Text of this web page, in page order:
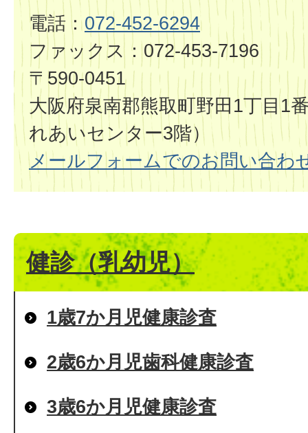
電話：072-452-6294
ファックス：072-453-7196
〒590-0451
大阪府泉南郡熊取町野田1丁目1
れあいセンター3階）
メールフォームでのお問い合わ
健診（乳幼児）
1歳7か月児健康診査
2歳6か月児歯科健康診査
3歳6か月児健康診査